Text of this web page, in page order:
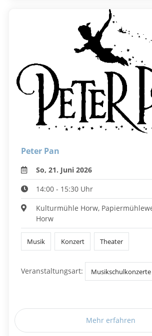
Peter Pan
So, 21. Juni 2026
14:00 - 15:30 Uhr
Kulturmühle Horw,
Horw
Musik Konzert Theater
Veranstaltungsart: Musikschulkonzerte
Mehr erfahren